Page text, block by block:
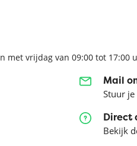
met vrijdag van 09:00 tot 17:00
Mail
Stuur
Direct
Bekijk